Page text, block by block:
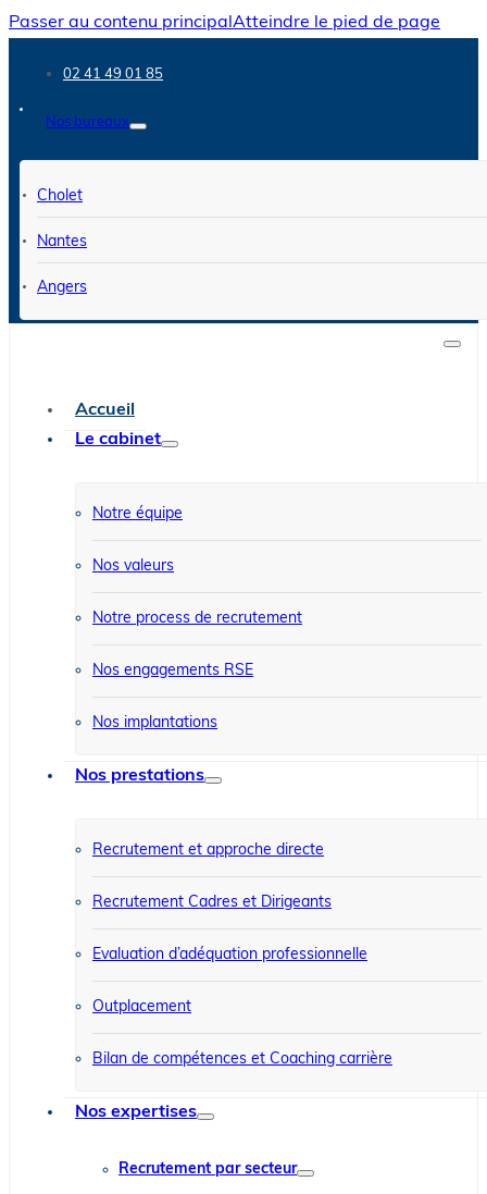
Passer au contenu principal Atteindre le pied de page
02 41 49 01 85
Nos bureaux
Cholet
Nantes
Angers
Accueil
Le cabinet
Notre équipe
Nos valeurs
Notre process de recrutement
Nos engagements RSE
Nos implantations
Nos prestations
Recrutement et approche directe
Recrutement Cadres et Dirigeants
Evaluation d’adéquation professionnelle
Outplacement
Bilan de compétences et Coaching carrière
Nos expertises
Recrutement par secteur